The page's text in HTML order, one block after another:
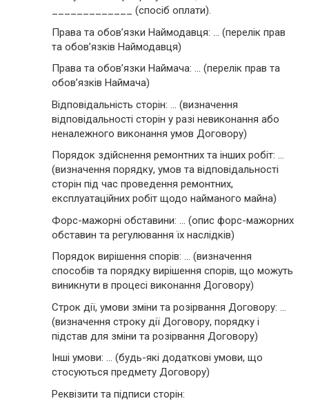
_____________ (спосіб оплати).
Права та обов’язки Наймодавця: … (перелік прав
та обов’язків Наймодавця)
Права та обов’язки Наймача: … (перелік прав та
обов’язків Наймача)
Відповідальність сторін: … (визначення
відповідальності сторін у разі невиконання або
неналежного виконання умов Договору)
Порядок здійснення ремонтних та інших робіт: …
(визначення порядку, умов та відповідальності
сторін під час проведення ремонтних,
експлуатаційних робіт щодо найманого майна)
Форс-мажорні обставини: … (опис форс-мажорних
обставин та регулювання їх наслідків)
Порядок вирішення спорів: … (визначення
способів та порядку вирішення спорів, що можуть
виникнути в процесі виконання Договору)
Строк дії, умови зміни та розірвання Договору: …
(визначення строку дії Договору, порядку і
підстав для зміни та розірвання Договору)
Інші умови: … (будь-які додаткові умови, що
стосуються предмету Договору)
Реквізити та підписи сторін: